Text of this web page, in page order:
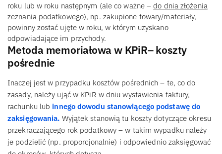
roku lub w roku następnym (ale co ważne –do dnia złożenia
zeznania podatkowego), np. zakupione towary/materiały,
powinny zostać ujęte w roku, w którym uzyskano
odpowiadające im przychody.
Metoda memoriałowa w KPiR– koszty
pośrednie
Inaczej jest w przypadku kosztów pośrednich – te, co do
zasady, należy ująć w KPiR w dniu wystawienia faktury,
rachunku lub innego dowodu stanowiącego podstawę do
zaksięgowania. Wyjątek stanowią tu koszty dotyczące okresu
przekraczającego rok podatkowy – w takim wypadku należy
je podzielić (np. proporcjonalnie) i odpowiednio zaksięgować